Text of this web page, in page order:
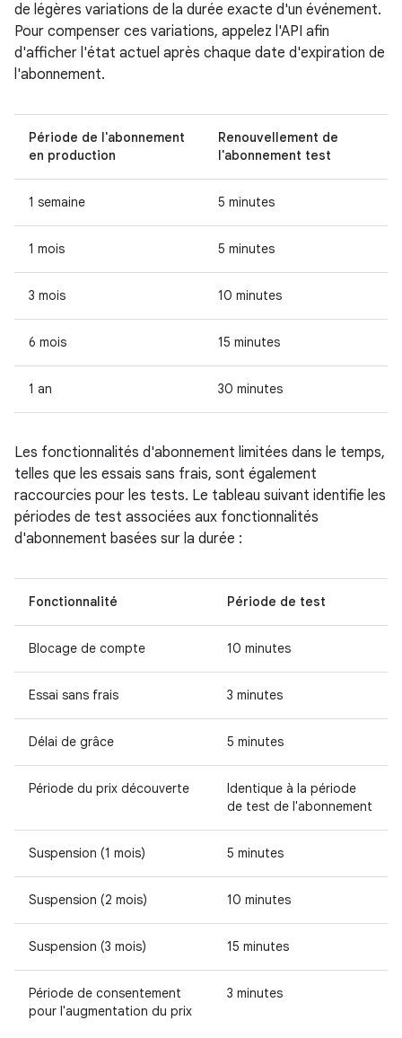
de légères variations de la durée exacte d'un événement.
Pour compenser ces variations, appelez l'API afin
d'afficher l'état actuel après chaque date d'expiration de
l'abonnement.
Période de l'abonnement
en production
Renouvellement de
l'abonnement test
1 semaine 5 minutes
1 mois 5 minutes
3 mois 10 minutes
6 mois 15 minutes
1 an 30 minutes
Les fonctionnalités d'abonnement limitées dans le temps,
telles que les essais sans frais, sont également
raccourcies pour les tests. Le tableau suivant identifie les
périodes de test associées aux fonctionnalités
d'abonnement basées sur la durée :
Fonctionnalité Période de test
Blocage de compte 10 minutes
Essai sans frais 3 minutes
Délai de grâce 5 minutes
Période du prix découverte
Identique à la période
de test de l'abonnement
Suspension (1 mois) 5 minutes
Suspension (2 mois) 10 minutes
Suspension (3 mois) 15 minutes
Période de consentement
pour l'augmentation du prix
3 minutes